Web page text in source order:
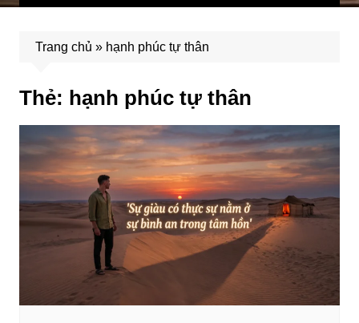
Trang chủ » hạnh phúc tự thân
Thẻ: hạnh phúc tự thân